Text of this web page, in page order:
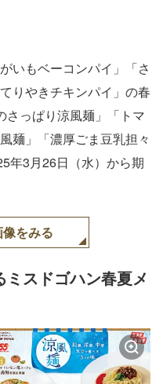
いもベーコンパイ」「さ
りやきチキンパイ」の春
さっぱり涼風麺」「トマ
麺」「濃厚ごま豆乳担々
年3月26日（水）から期
をみる
スドゴハン春夏メ